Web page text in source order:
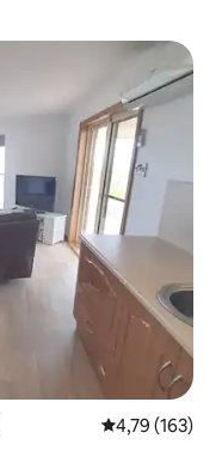
Keskmine
4,79 (163)